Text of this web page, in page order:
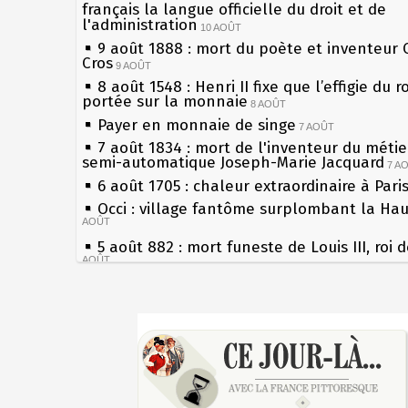
français la langue officielle du droit et de
l'administration 10 AOÛT
9 août 1888 : mort du poète et inventeur
Cros 9 AOÛT
8 août 1548 : Henri II fixe que l’effigie du
portée sur la monnaie 8 AOÛT
Payer en monnaie de singe 7 AOÛT
7 août 1834 : mort de l'inventeur du
semi-automatique Joseph-Marie Jacquard 7
6 août 1705 : chaleur extraordinaire à Paris
Occi : village fantôme surplombant la
AOÛT
5 août 882 : mort funeste de Louis III, roi
AOÛT
Rouelle 3 AOÛT
Musée Jean de La Fontaine : réouverture
rénovation 2 AOÛT
2 août 1802 : Bonaparte est nommé
les siècles
27 mai 1610 : supplice de François
du roi Henri IV
Pierre qui roule n'amasse pas mousse